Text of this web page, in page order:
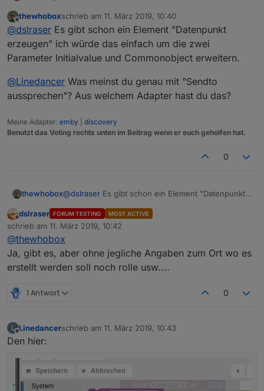
Neue Datenpunkte erstellen, direkt mit allen wichtigen
Angaben wie z.B. button, switch, string, SmartName
(für iot/cloud)
Im Moment gibt es keinen Baustein, nur einen
Umweg.
z.B.
z.B.
Beispiel Blockly Export im Spoiler
Spoiler
Offline
thewhoboxschrieb am 11. März 2019, 10:40
zuletzt editiert von
@dslraser Es gibt schon ein Element "Datenpunkt
erzeugen" ich würde das einfach um die zwei
Parameter Initialvalue und Commonobject erweitern.
@Linedancer Was meinst du genau mit "Sendto
aussprechen"? Aus welchem Adapter hast du das?
Meine Adapter: emby
discovery
Benutzt das Voting rechts unten im Beitrag wenn er euch geholfen hat.
0
thewhobox@dslraser Es gibt schon ein Element "Datenpunkt
Parameter Initialvalue und Commonobject
erweitern.
@LinedancerWas meinst du genau mit "Sendto
aussprechen"? Aus welchem Adapter hast du das?
Offline
dslraser FORUM TESTING MOST ACTIVE
schrieb am 11. März 2019, 10:42
zuletzt editiert von
@thewhobox
Ja, gibt es, aber ohne jegliche Angaben zum Ort wo es
erstellt werden soll noch rolle usw....
1 Antwort 0
L
Offline
Linedancerschrieb am 11. März 2019, 10:43
zuletzt editiert von
Den hier: